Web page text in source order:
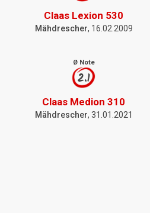
Claas Lexion 530
Mähdrescher, 16.02.2009
Ø Note
2.1
Claas Medion 310
Mähdrescher, 31.01.2021